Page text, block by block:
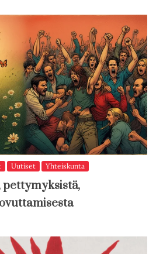
Uutiset Yhteiskunta
pettymyksistä,